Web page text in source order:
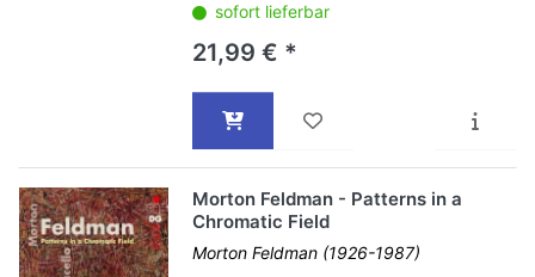
sofort lieferbar
21,99 € *
Morton Feldman - Patterns in a
Chromatic Field
Morton Feldman (1926-1987)